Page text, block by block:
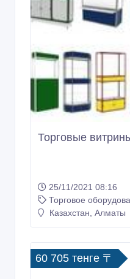
Торговые
25/11/2021 08:16
Торговое
Казахстан, Алматы
60 705 тенге 〒